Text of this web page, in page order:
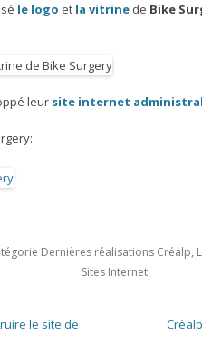
le logo et la vitrine de Bike
leur site internet
Dernières réalisations Créalp,
Sites Internet.
le site de